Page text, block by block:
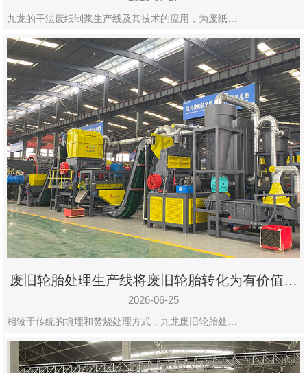
设
有
限
公
司
豫
ICP
备
19020390
号-1
九龙的干法废纸制浆生产线及其技术的应用，为废纸…
废旧轮胎处理生产线将废旧轮胎转化为有价值的
资源
2026-06-25
相较于传统的填埋和焚烧处理方式，九龙废旧轮胎处…